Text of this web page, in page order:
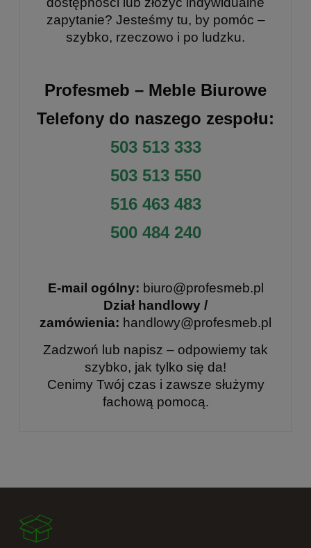
zapytanie? Jesteśmy tu, by pomóc –
szybko, rzeczowo i po ludzku.
Profesmeb – Meble Biurowe
Telefony do naszego zespołu:
503 513 333
503 513 550
516 463 483
500 484 240
E-mail ogólny: biuro@profesmeb.pl
Dział handlowy /
zamówienia: handlowy@profesmeb.pl
Zadzwoń lub napisz – odpowiemy tak
szybko, jak tylko się da!
Cenimy Twój czas i zawsze służymy
fachową pomocą.